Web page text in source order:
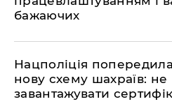
бажаючих
Нацполіція
нову схему шахраїв: не
завантажувати